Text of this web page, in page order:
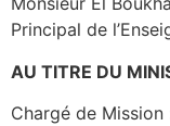
Principal de
AU TITRE DU
Chargé de Mission